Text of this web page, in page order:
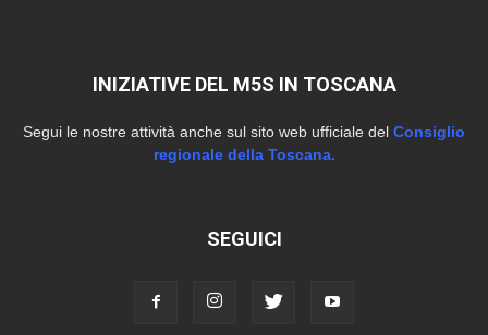
INIZIATIVE DEL M5S IN TOSCANA
Segui le nostre attività anche sul sito web ufficiale del Consiglio
regionale della Toscana.
SEGUICI